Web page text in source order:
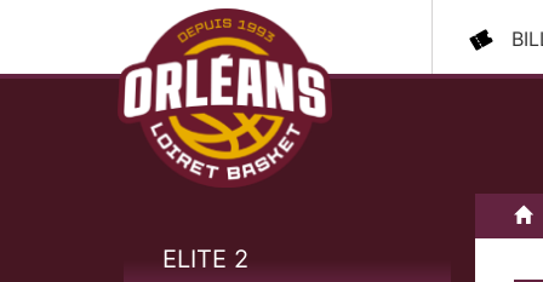
ELITE 2